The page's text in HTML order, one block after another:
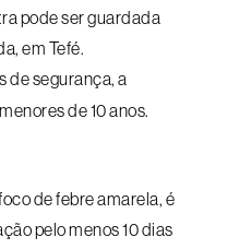
pode ser guardada
em Tefé.
de segurança, a
de 10 anos.
de febre amarela, é
pelo menos 10 dias